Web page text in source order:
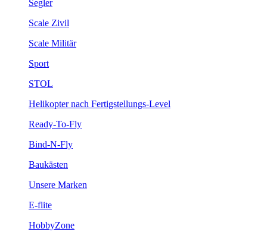
Segler
Scale Zivil
Scale Militär
Sport
STOL
Helikopter nach Fertigstellungs-Level
Ready-To-Fly
Bind-N-Fly
Baukästen
Unsere Marken
E-flite
HobbyZone